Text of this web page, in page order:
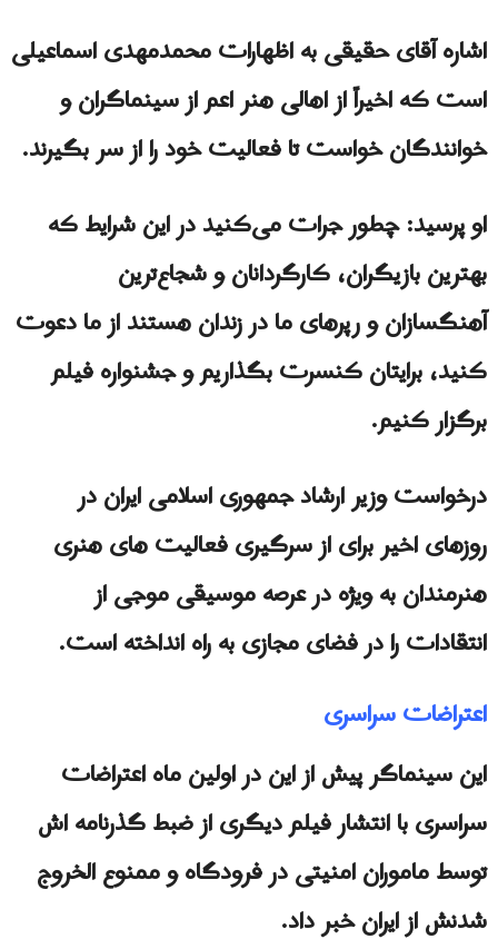
اشاره آقای حقیقی به اظهارات محمدمهدی اسماعیلی
است که اخیراً از اهالی هنر اعم از سینماگران و
خوانندگان خواست تا فعالیت خود را از سر بگیرند.
او پرسید: چطور جرات می‌کنید در این شرایط که
بهترین بازیگران، کارگردانان و شجاع‌ترین
آهنگسازان و رپرهای ما در زندان هستند از ما دعوت
کنید، برایتان کنسرت بگذاریم و جشنواره فیلم
برگزار کنیم.
درخواست وزیر ارشاد جمهوری اسلامی ایران در
روزهای اخیر برای از سرگیری فعالیت های هنری
هنرمندان به ویژه در عرصه موسیقی موجی از
انتقادات را در فضای مجازی به راه انداخته است.
اعتراضات سراسری
این سینماگر پیش از این در اولین ماه اعتراضات
سراسری با انتشار فیلم دیگری از ضبط گذرنامه اش
توسط ماموران امنیتی در فرودگاه و ممنوع الخروج
شدنش از ایران خبر داد.